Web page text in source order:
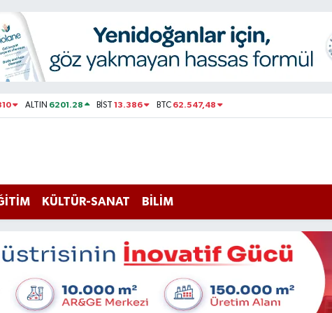
ALTIN 6201.28 BİST13.386 BTC 62.547,48
KÜLTÜR-SANAT BİLİM